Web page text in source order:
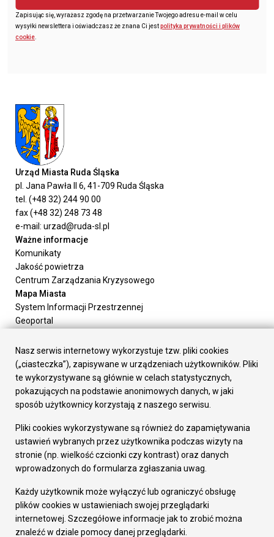
Zapisując się, wyrażasz zgodę na przetwarzanie Twojego adresu e-mail w celu
wysyłki newslettera i oświadczasz że znana Ci jestpolityka prywatności i plików
cookie
Urząd Miasta Ruda Śląska
pl. Jana Pawła II 6, 41-709 Ruda Śląska
tel. (+48 32) 244 90 00
fax (+48 32) 248 73 48
e-mail: urzad@ruda-sl.pl
Ważne informacje
Komunikaty
Jakość powietrza
Centrum Zarządzania Kryzysowego
Mapa Miasta
System Informacji Przestrzennej
Geoportal
Załatw sprawę
Prezydent Miasta
Rada Miasta
Wydziały
Elektroniczna Skrzynka Podawcza
Gospodarka
Fundusze europejskie
Środki krajowe
Oferty inwestycyjne
Pozostałe
Deklaracja dostępności
Dane osobowe
Nasz serwis internetowy wykorzystuje tzw. pliki cookies
(„ciasteczka”), zapisywane w urządzeniach użytkowników. Pliki
te wykorzystywane są głównie w celach statystycznych,
pokazujących na podstawie anonimowych danych, w jaki
sposób użytkownicy korzystają z naszego serwisu.
Pliki cookies wykorzystywane są również do zapamiętywania
ustawień wybranych przez użytkownika podczas wizyty na
stronie (np. wielkość czcionki czy kontrast) oraz danych
wprowadzonych do formularza zgłaszania uwag.
Każdy użytkownik może wyłączyć lub ograniczyć obsługę
plików cookies w ustawieniach swojej przeglądarki
internetowej. Szczegółowe informacje jak to zrobić można
znaleźć w dziale pomocy danej przeglądarki.